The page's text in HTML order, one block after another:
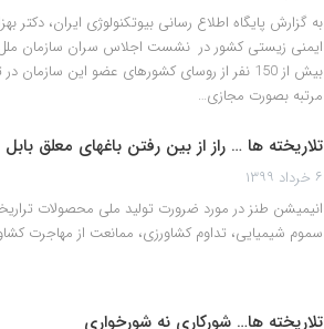
به گزارش پایگاه اطلاع رسانی بیوتکنولوژی ایران،
ایمنی زیستی کشور در نشست اجلاس سران سازمان
مرتبه بصورت مجازی…
تلاریخته ها … راز از بین رفتن باغهای معلق بابل
۶ خرداد ۱۳۹۹
انیمیشن طنز در مورد ضرورت تولید ملی محصولات
سموم شیمیایی، تداوم کشاورزی، ممانعت از مهاجرت
تلاریخته ها… شورکاری نه شورخواری